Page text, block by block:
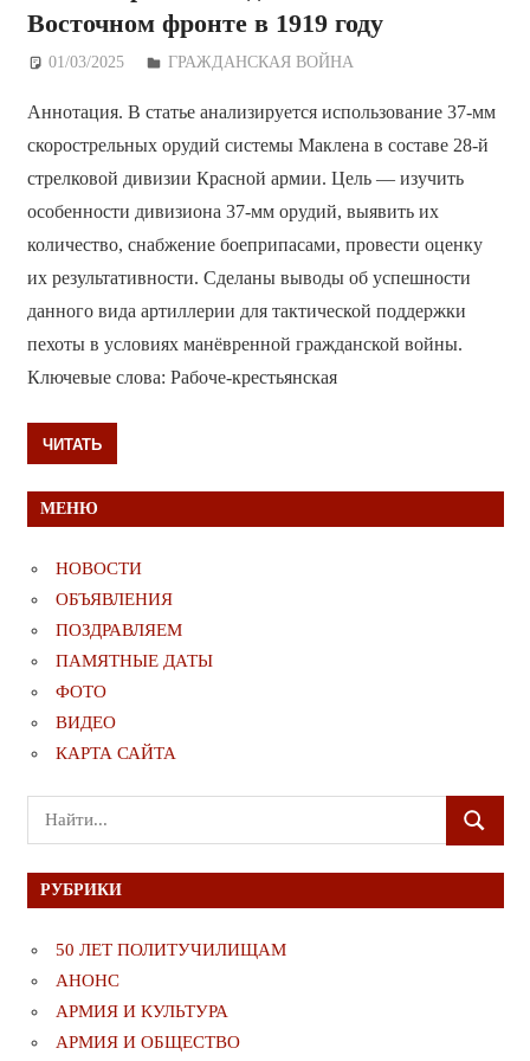
Восточном фронте в 1919 году
01/03/2025 Дежурный по Редакции
ГРАЖДАНСКАЯ ВОЙНА
Аннотация. В статье анализируется использование 37-мм
скорострельных орудий системы Маклена в составе 28-й
стрелковой дивизии Красной армии. Цель — изучить
особенности дивизиона 37-мм орудий, выявить их
количество, снабжение боеприпасами, провести оценку
их результативности. Сделаны выводы об успешности
данного вида артиллерии для тактической поддержки
пехоты в условиях манёвренной гражданской войны.
Ключевые слова: Рабоче-крестьянская
ЧИТАТЬ
МЕНЮ
НОВОСТИ
ОБЪЯВЛЕНИЯ
ПОЗДРАВЛЯЕМ
ПАМЯТНЫЕ ДАТЫ
ФОТО
ВИДЕО
КАРТА САЙТА
Поиск
для:
ПОИСК
РУБРИКИ
50 ЛЕТ ПОЛИТУЧИЛИЩАМ
АНОНС
АРМИЯ И КУЛЬТУРА
АРМИЯ И ОБЩЕСТВО